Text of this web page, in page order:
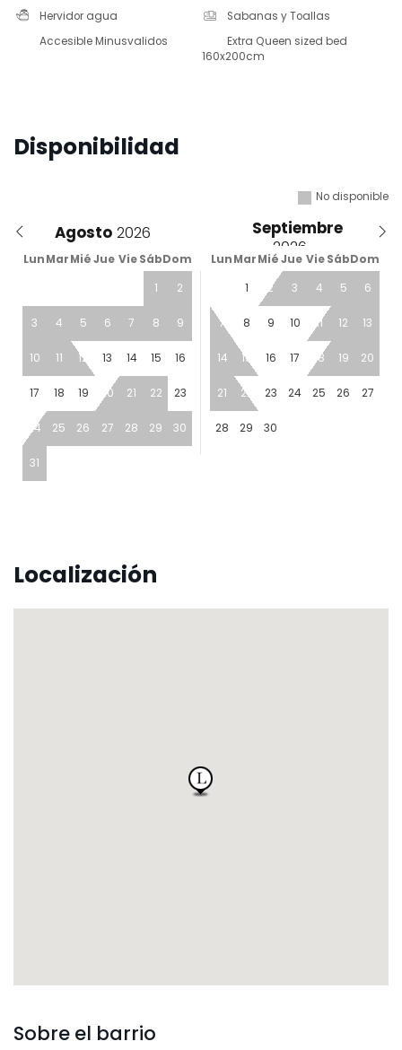
Hervidor agua
Sabanas y Toallas
Accesible Minusvalidos
Extra Queen sized bed
160x200cm
Disponibilidad
No disponible
Agosto Septiembre
LunMarMiéJue Vie SábDom LunMarMiéJue Vie SábDom
1 2
3 4 5 6 7 8 9
10 11 12 13 14 15 16
17 18 19 20 21 22 23
24 25 26 27 28 29 30
31
1 2 3 4 5 6
7 8 9 10 11 12 13
14 15 16 17 18 19 20
21 22 23 24 25 26 27
28 29 30
Localización
Sobre el barrio